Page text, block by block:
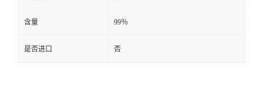
含量 99％
是否进口 否